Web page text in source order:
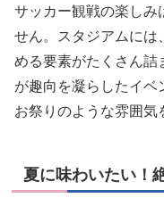
サッカー観戦の楽しみ
せん。スタジアムには
める要素がたくさん詰
が趣向を凝らしたイベ
お祭りのような雰囲気
夏に味わいたい！